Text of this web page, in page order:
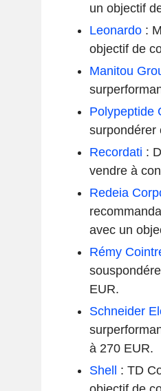
un objectif
Leonardo:
objectif de
Manitou
Polypeptide
surpondérer
Recordati :
vendre à
Redeia
avec un
Rémy
EUR.
Schneider
à 270 EUR.
Shell : TD